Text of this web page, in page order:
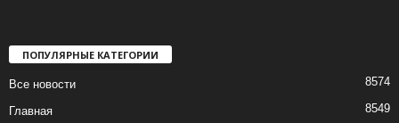
ПОПУЛЯРНЫЕ КАТЕГОРИИ
Все новости 8574
Главная 8549